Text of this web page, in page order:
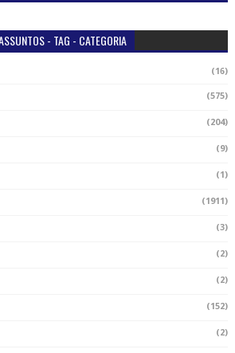
- TAG - CATEGORIA
(16)
(575)
(204)
(9)
(1)
(1911)
(3)
(2)
(2)
(152)
(2)